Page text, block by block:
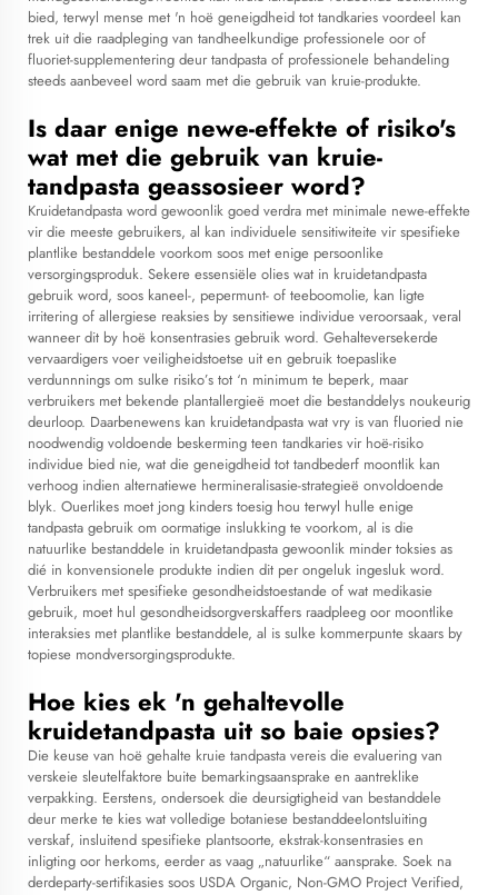
bied, terwyl mense met 'n hoë geneigdheid tot tandkaries voordeel kan
trek uit die raadpleging van tandheelkundige professionele oor of
fluoriet-supplementering deur tandpasta of professionele behandeling
steeds aanbeveel word saam met die gebruik van kruie-produkte.
Is daar enige newe-effekte of risiko's
wat met die gebruik van kruie-
tandpasta geassosieer word?
Kruidetandpasta word gewoonlik goed verdra met minimale newe-effekte
vir die meeste gebruikers, al kan individuele sensitiwiteite vir spesifieke
plantlike bestanddele voorkom soos met enige persoonlike
versorgingsproduk. Sekere essensiële olies wat in kruidetandpasta
gebruik word, soos kaneel-, pepermunt- of teeboomolie, kan ligte
irritering of allergiese reaksies by sensitiewe individue veroorsaak, veral
wanneer dit by hoë konsentrasies gebruik word. Gehalteversekerde
vervaardigers voer veiligheidstoetse uit en gebruik toepaslike
verdunnnings om sulke risiko’s tot ‘n minimum te beperk, maar
verbruikers met bekende plantallergieë moet die bestanddelys noukeurig
deurloop. Daarbenewens kan kruidetandpasta wat vry is van fluoried nie
noodwendig voldoende beskerming teen tandkaries vir hoë-risiko
individue bied nie, wat die geneigdheid tot tandbederf moontlik kan
verhoog indien alternatiewe hermineralisasie-strategieë onvoldoende
blyk. Ouerlikes moet jong kinders toesig hou terwyl hulle enige
tandpasta gebruik om oormatige inslukking te voorkom, al is die
natuurlike bestanddele in kruidetandpasta gewoonlik minder toksies as
dié in konvensionele produkte indien dit per ongeluk ingesluk word.
Verbruikers met spesifieke gesondheidstoestande of wat medikasie
gebruik, moet hul gesondheidsorgverskaffers raadpleeg oor moontlike
interaksies met plantlike bestanddele, al is sulke kommerpunte skaars by
topiese mondversorgingsprodukte.
Hoe kies ek 'n gehaltevolle
kruidetandpasta uit so baie opsies?
Die keuse van hoë gehalte kruie tandpasta vereis die evaluering van
verskeie sleutelfaktore buite bemarkingsaansprake en aantreklike
verpakking. Eerstens, ondersoek die deursigtigheid van bestanddele
deur merke te kies wat volledige botaniese bestanddeelontsluiting
verskaf, insluitend spesifieke plantsoorte, ekstrak-konsentrasies en
inligting oor herkoms, eerder as vaag „natuurlike“ aansprake. Soek na
derdeparty-sertifikasies soos USDA Organic, Non-GMO Project Verified,